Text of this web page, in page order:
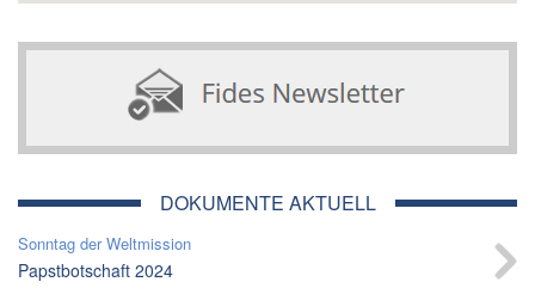
DOKUMENTE AKTUELL
Sonntag der Weltmission
Papstbotschaft 2024